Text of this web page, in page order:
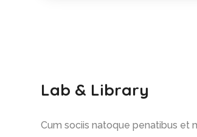
Lab & Library
Cum sociis natoque penatibus et